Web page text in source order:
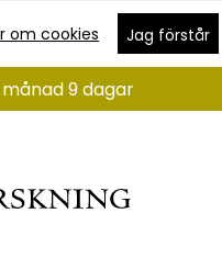
om cookies Jag förstår
9 dagar